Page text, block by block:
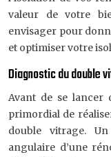
valeur de votre
envisager pour
et optimiser votre
Diagnostic du double
Avant de se lancer
primordial de
double vitrage.
angulaire d’une